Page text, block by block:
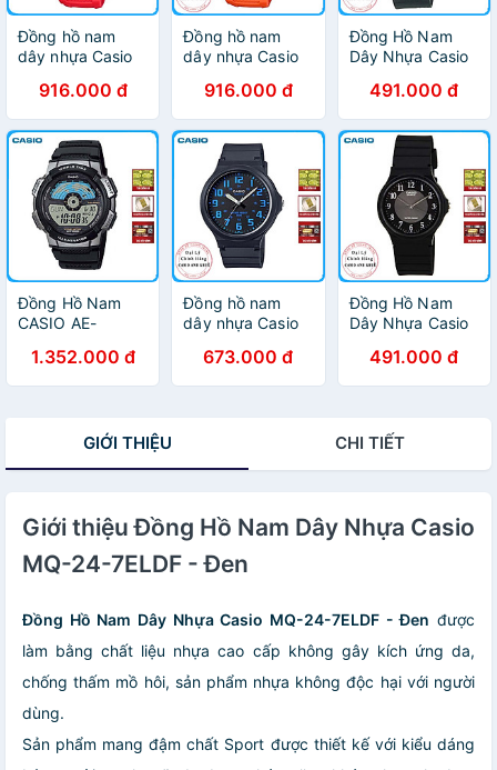
Đồng hồ nam
dây nhựa Casio
916.000 đ
Đồng hồ nam
dây nhựa Casio
916.000 đ
Đồng Hồ Nam
Dây Nhựa Casio
Đen491.000 đ
Đồng Hồ Nam
CASIO AE-
Chính Hãng
1.352.000 đ
Đồng hồ nam
dây nhựa Casio
673.000 đ
Đồng Hồ Nam
Dây Nhựa Casio
Đen491.000 đ
GIỚI THIỆU CHI TIẾT
Giới thiệu Đồng Hồ Nam Dây Nhựa Casio
MQ-24-7ELDF - Đen
Đồng Hồ Nam Dây Nhựa Casio MQ-24-7ELDF - Đen được
làm bằng chất liệu nhựa cao cấp không gây kích ứng da,
chống thấm mồ hôi, sản phẩm nhựa không độc hại với người
dùng.
Sản phẩm mang đậm chất Sport được thiết kế với kiểu dáng